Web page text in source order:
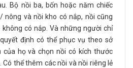
Bộ nồi ba, bốn hoặc năm chiếc
nông và nồi kho có nắp, nồi cũng
có nắp. Và những người chỉ
định có thể phục vụ theo sở
họ và chọn nồi có kích thước
Có thể thêm các nồi và nồi riêng lẻ